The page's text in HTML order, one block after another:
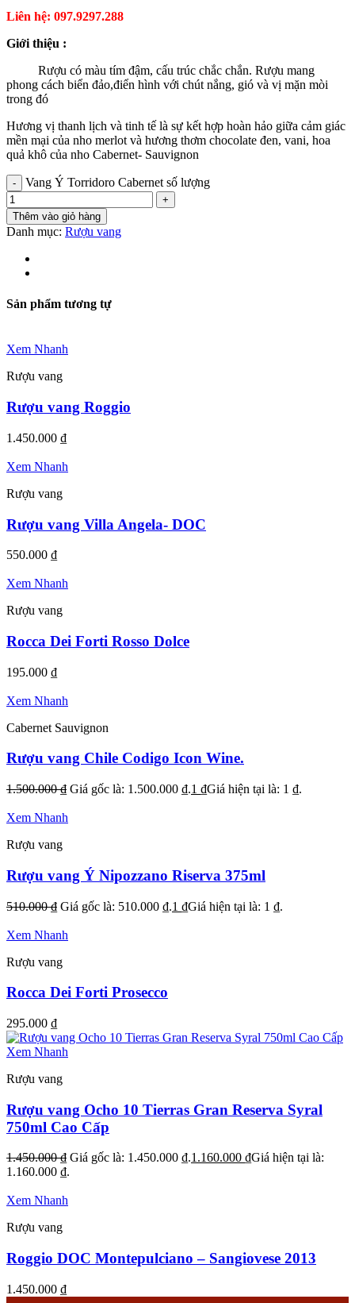
Liên hệ: 097.9297.288
Giới thiệu :
Rượu có màu tím đậm, cấu trúc chắc chắn. Rượu mang
phong cách biển đảo,điển hình với chút nắng, gió và vị mặn mòi
trong đó
Hương vị thanh lịch và tinh tế là sự kết hợp hoàn hảo giữa cảm giác
mền mại của nho merlot và hương thơm chocolate đen, vani, hoa
quả khô của nho Cabernet- Sauvignon
Vang Ý Torridoro Cabernet số lượng
Thêm vào giỏ hàng
Danh mục: Rượu vang
Sản phẩm tương tự
Xem Nhanh
Rượu vang
Rượu vang Roggio
1.450.000 ₫
Xem Nhanh
Rượu vang
Rượu vang Villa Angela- DOC
550.000 ₫
Xem Nhanh
Rượu vang
Rocca Dei Forti Rosso Dolce
195.000 ₫
Xem Nhanh
Cabernet Sauvignon
Rượu vang Chile Codigo Icon Wine.
1.500.000₫ Giá gốc là: 1.500.000 ₫.1 ₫Giá hiện tại là: 1 ₫.
Xem Nhanh
Rượu vang
Rượu vang Ý Nipozzano Riserva 375ml
510.000₫ Giá gốc là: 510.000 ₫.1 ₫Giá hiện tại là: 1 ₫.
Xem Nhanh
Rượu vang
Rocca Dei Forti Prosecco
295.000 ₫
Xem Nhanh
Rượu vang
Rượu vang Ocho 10 Tierras Gran Reserva Syral
750ml Cao Cấp
1.450.000₫ Giá gốc là: 1.450.000 ₫.1.160.000 ₫Giá hiện tại là:
1.160.000 ₫.
Xem Nhanh
Rượu vang
Roggio DOC Montepulciano – Sangiovese 2013
1.450.000 ₫